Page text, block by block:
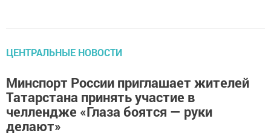
ЦЕНТРАЛЬНЫЕ НОВОСТИ
Минспорт России приглашает жителей
Татарстана принять участие в
челлендже «Глаза боятся — руки
делают»